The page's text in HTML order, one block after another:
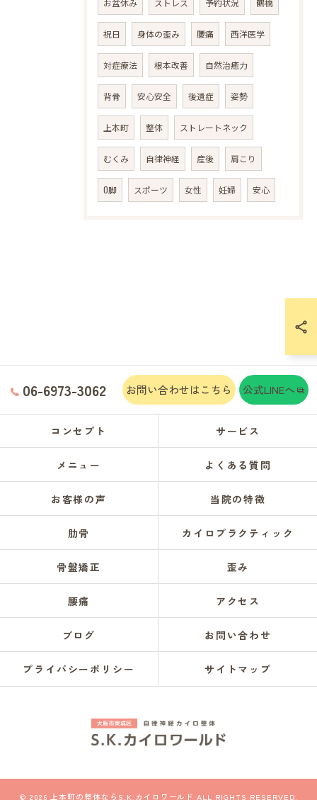
祝日 身体の歪み 腰痛 西洋医学
対症療法 根本改善 自然治癒力
背骨 安心安全 後遺症 姿勢
上本町 整体 ストレートネック
むくみ 自律神経 産後 肩こり
O脚 スポーツ 女性 妊婦 安心
06-6973-3062 お問い合わせはこちら 公式LINEへ
コンセプト サービス
メニュー よくある質問
お客様の声 当院の特徴
肋骨 カイロプラクティック
骨盤矯正 歪み
腰痛 アクセス
ブログ お問い合わせ
プライバシーポリシー サイトマップ
© 2026 上本町の整体ならS.K.カイロワールド ALL RIGHTS RESERVED.